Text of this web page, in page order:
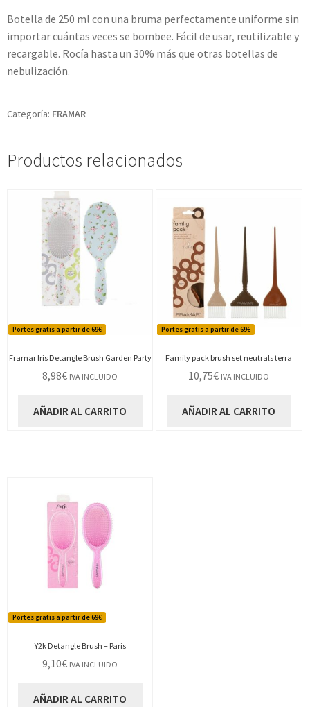
cantidad
Botella de 250 ml con una bruma perfectamente uniforme sin
importar cuántas veces se bombee. Fácil de usar, reutilizable y
recargable. Rocía hasta un 30% más que otras botellas de
nebulización.
Categoría: FRAMAR
Productos relacionados
Portes gratis a partir de 69€
Framar Iris Detangle Brush Garden Party
8,98€ IVA INCLUIDO
AÑADIR AL CARRITO
Portes gratis a partir de 69€
Family pack brush set neutrals terra
10,75€ IVA INCLUIDO
AÑADIR AL CARRITO
Portes gratis a partir de 69€
Y2k Detangle Brush – Paris
9,10€ IVA INCLUIDO
AÑADIR AL CARRITO